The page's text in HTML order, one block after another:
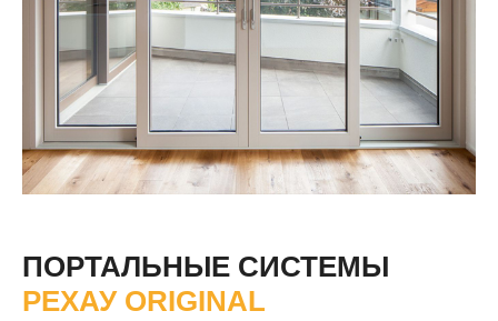
ПОРТАЛЬНЫЕ СИСТЕМЫ
РЕХАУ ORIGINAL